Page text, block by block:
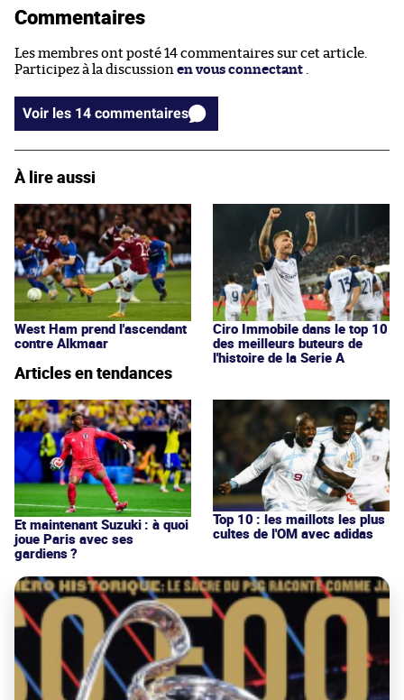
Commentaires
Les membres ont posté 14 commentaires sur cet article.
Participez à la discussion en vous connectant
Voir les 14 commentaires
À lire aussi
West Ham prend l'ascendant
contre Alkmaar
Ciro Immobile dans le top 10
des meilleurs buteurs de
l'histoire de la Serie A
Articles en tendances
Et maintenant Suzuki : à quoi
joue Paris avec ses
gardiens ?
Top 10 : les maillots les plus
cultes de l'OM avec adidas